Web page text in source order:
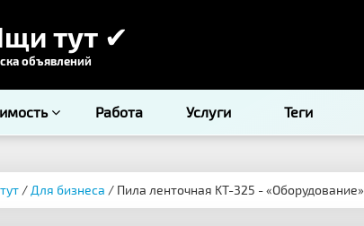
тут ✔
объявлений
Работа Услуги Теги
/ Для бизнеса / Пила ленточная KT-325 - «Оборудование»